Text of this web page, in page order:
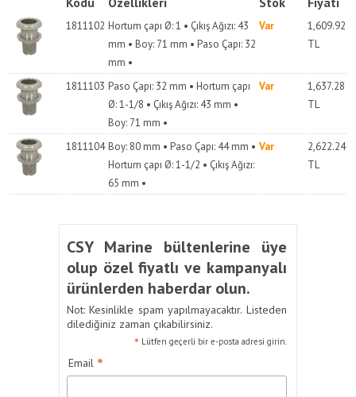
1811102 Hortum çapı Ø: 1 • Çıkış Ağızı: 43
mm • Boy: 71 mm • Paso Çapı: 32
mm •
Var
1,609.92
TL
1811103 Paso Çapı: 32 mm • Hortum çapı
Ø: 1-1/8 • Çıkış Ağızı: 43 mm •
Boy: 71 mm •
Var
1,637.28
TL
1811104 Boy: 80 mm • Paso Çapı: 44 mm •
Hortum çapı Ø: 1-1/2 • Çıkış Ağızı:
65 mm •
Var
2,622.24
TL
CSY Marine bültenlerine üye
olup özel fiyatlı ve kampanyalı
ürünlerden haberdar olun.
Not: Kesinlikle spam yapılmayacaktır. Listeden
dilediğiniz zaman çıkabilirsiniz.
* Lütfen geçerli bir e-posta adresi girin.
Email *